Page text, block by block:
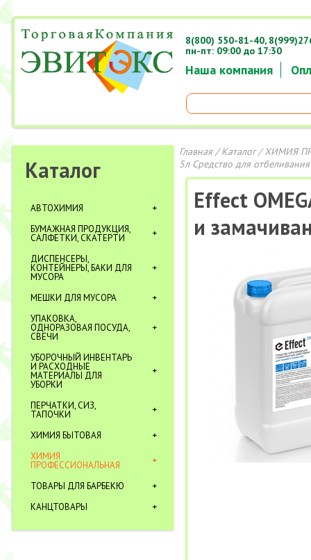
Наша компания
8(800) 550-81-40,
пн-пт: 09:00 до 17:30
Каталог
АВТОХИМИЯ
БУМАЖНАЯ ПРОДУКЦИЯ,
САЛФЕТКИ, СКАТЕРТИ
ДИСПЕНСЕРЫ,
КОНТЕЙНЕРЫ, БАКИ ДЛЯ
МУСОРА
МЕШКИ ДЛЯ МУСОРА
УПАКОВКА,
ОДНОРАЗОВАЯ ПОСУДА,
СВЕЧИ
УБОРОЧНЫЙ ИНВЕНТАРЬ
И РАСХОДНЫЕ
МАТЕРИАЛЫ ДЛЯ
УБОРКИ
ПЕРЧАТКИ, СИЗ,
ТАПОЧКИ
ХИМИЯ БЫТОВАЯ
ХИМИЯ
ПРОФЕССИОНАЛЬНАЯ
ТОВАРЫ ДЛЯ БАРБЕКЮ
КАНЦТОВАРЫ
Главная/Каталог/ХИМИЯ
5л Средство для
Effect
и